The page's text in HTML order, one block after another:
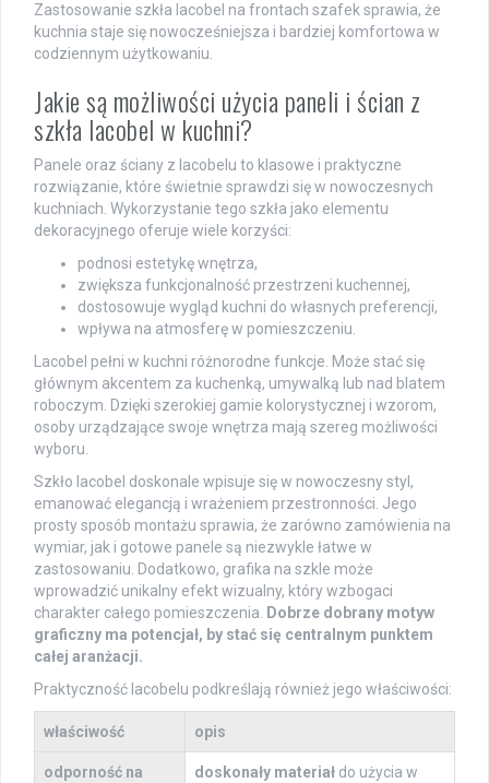
Zastosowanie szkła lacobel na frontach szafek sprawia, że
kuchnia staje się nowocześniejsza i bardziej komfortowa w
codziennym użytkowaniu.
Jakie są możliwości użycia paneli i ścian z
szkła lacobel w kuchni?
Panele oraz ściany z lacobelu to klasowe i praktyczne
rozwiązanie, które świetnie sprawdzi się w nowoczesnych
kuchniach. Wykorzystanie tego szkła jako elementu
dekoracyjnego oferuje wiele korzyści:
podnosi estetykę wnętrza,
zwiększa funkcjonalność przestrzeni kuchennej,
dostosowuje wygląd kuchni do własnych preferencji,
wpływa na atmosferę w pomieszczeniu.
Lacobel pełni w kuchni różnorodne funkcje. Może stać się
głównym akcentem za kuchenką, umywalką lub nad blatem
roboczym. Dzięki szerokiej gamie kolorystycznej i wzorom,
osoby urządzające swoje wnętrza mają szereg możliwości
wyboru.
Szkło lacobel doskonale wpisuje się w nowoczesny styl,
emanować elegancją i wrażeniem przestronności. Jego
prosty sposób montażu sprawia, że zarówno zamówienia na
wymiar, jak i gotowe panele są niezwykle łatwe w
zastosowaniu. Dodatkowo, grafika na szkle może
wprowadzić unikalny efekt wizualny, który wzbogaci
charakter całego pomieszczenia. Dobrze dobrany motyw
graficzny ma potencjał, by stać się centralnym punktem
całej aranżacji.
Praktyczność lacobelu podkreślają również jego właściwości:
właściwość opis
odporność na
doskonały materiał do użycia w